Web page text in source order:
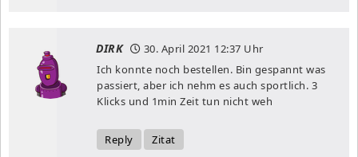
DIRK 30. April 2021 12:37 Uhr
Ich konnte noch bestellen. Bin gespannt was
passiert, aber ich nehm es auch sportlich. 3
Klicks und 1min Zeit tun nicht weh
Reply Zitat